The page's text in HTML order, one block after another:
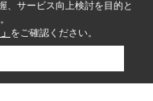
、サービス向上検討を目的と
をご確認ください。